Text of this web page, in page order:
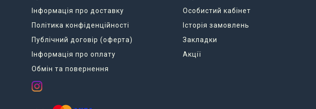
Інформація про доставку
Політика конфіденційності
Публічний договір (оферта)
Інформація про оплату
Обмін та повернення
Особистий кабінет
Історія замовлень
Закладки
Акції